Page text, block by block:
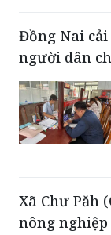
Đồng Nai
người dân
Xã Chư Păh
nông